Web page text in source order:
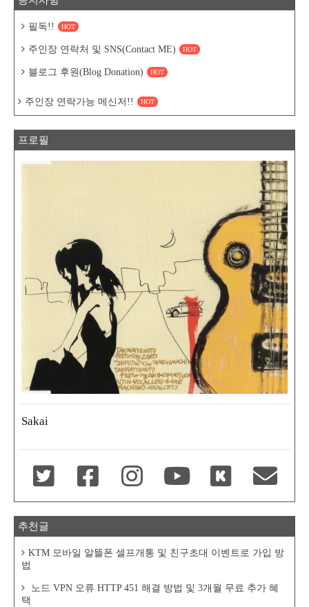
필독!! HOT
주인장 연락처 및 SNS(Contact ME) HOT
블로그 후원(Blog Donation) HOT
주인장 연락가능 메신저!! HOT
프로필
Sakai
추천글
KTM 모바일 알뜰폰 셀프개통 및 친구초대 이벤트로 가입 방
법
노드 VPN 오류 HTTP 451 해결 방법 및 3개월 무료 추가 혜
택